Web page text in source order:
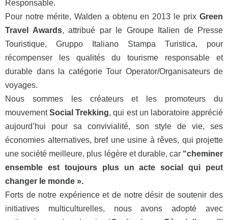
Responsable.
Pour notre mérite, Walden a obtenu en 2013 le prix Green
Travel Awards, attribué par le Groupe Italien de Presse
Touristique, Gruppo Italiano Stampa Turistica, pour
récompenser les qualités du tourisme responsable et
durable dans la catégorie Tour Operator/Organisateurs de
voyages.
Nous sommes les créateurs et les promoteurs du
mouvementSocial Trekking, qui est un laboratoire apprécié
aujourd’hui pour sa convivialité, son style de vie, ses
économies alternatives, bref une usine à rêves, qui projette
une société meilleure, plus légère et durable, car “cheminer
ensemble est toujours plus un acte social qui peut
changer le monde ».
Forts de notre expérience et de notre désir desoutenir des
initiatives multiculturelles, nous avons adopté avec